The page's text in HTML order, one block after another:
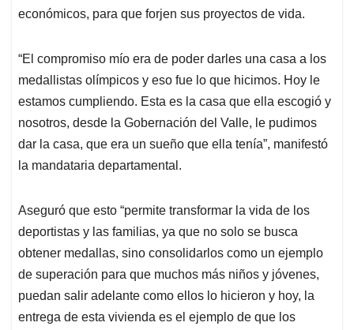
económicos, para que forjen sus proyectos de vida.
“El compromiso mío era de poder darles una casa a los
medallistas olímpicos y eso fue lo que hicimos. Hoy le
estamos cumpliendo. Esta es la casa que ella escogió y
nosotros, desde la Gobernación del Valle, le pudimos
dar la casa, que era un sueño que ella tenía”, manifestó
la mandataria departamental.
Aseguró que esto “permite transformar la vida de los
deportistas y las familias, ya que no solo se busca
obtener medallas, sino consolidarlos como un ejemplo
de superación para que muchos más niños y jóvenes,
puedan salir adelante como ellos lo hicieron y hoy, la
entrega de esta vivienda es el ejemplo de que los